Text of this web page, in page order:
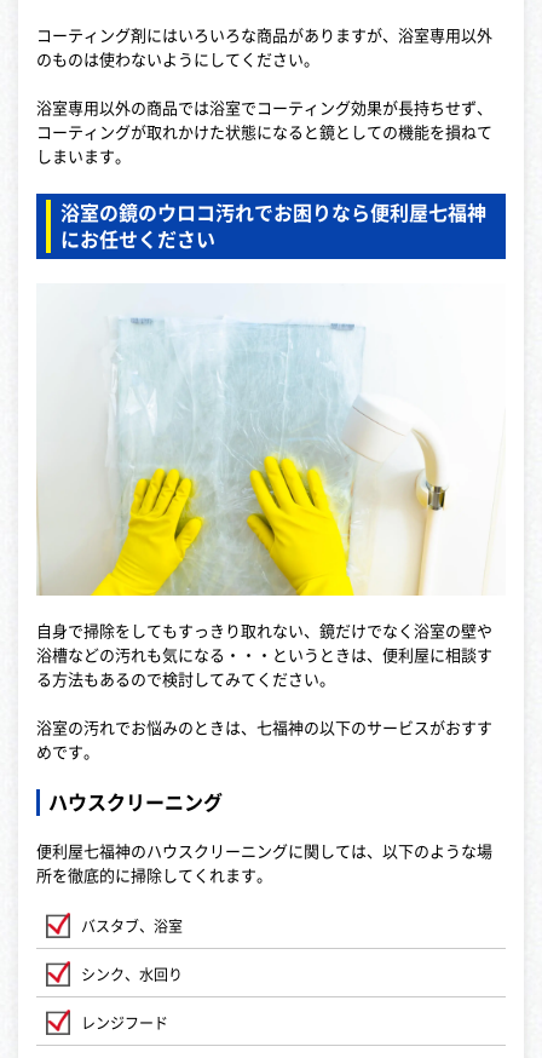
コーティング剤にはいろいろな商品がありますが、浴室専用以外
のものは使わないようにしてください。
浴室専用以外の商品では浴室でコーティング効果が長持ちせず、
コーティングが取れかけた状態になると鏡としての機能を損ねて
しまいます。
浴室の鏡のウロコ汚れでお困りなら便利屋七福神
にお任せください
自身で掃除をしてもすっきり取れない、鏡だけでなく浴室の壁や
浴槽などの汚れも気になる・・・というときは、便利屋に相談す
る方法もあるので検討してみてください。
浴室の汚れでお悩みのときは、七福神の以下のサービスがおすす
めです。
ハウスクリーニング
便利屋七福神のハウスクリーニングに関しては、以下のような場
所を徹底的に掃除してくれます。
バスタブ、浴室
シンク、水回り
レンジフード